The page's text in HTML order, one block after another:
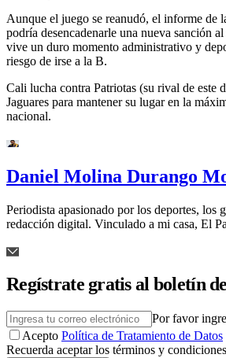
Aunque el juego se reanudó, el informe de
podría desencadenarle una nueva sanción
vive un duro momento administrativo y
riesgo de irse a la B.
Cali lucha contra Patriotas (su rival de este
Jaguares para mantener su lugar en la
nacional.
Daniel Molina Durango
Periodista apasionado por los deportes, los
redacción digital. Vinculado a mi casa, El
Regístrate gratis al boletín
Por favor
Acepto Política de Tratamiento de Datos
Recuerda aceptar los términos y